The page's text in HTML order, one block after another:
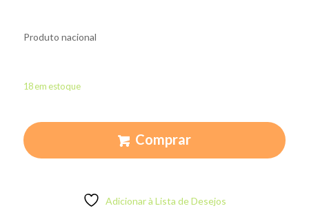
Produto nacional
18 em estoque
Comprar
Adicionar à Lista de Desejos